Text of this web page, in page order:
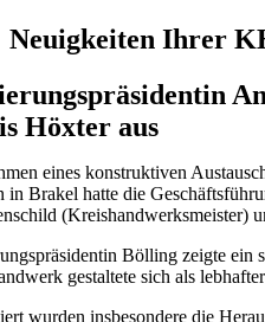
Neuigkeiten Ihrer
Höxter aus
eines konstruktiven
in Brakel hatte die
(Kreishandwerksmeister)
Bölling zeigte ein
gestaltete sich als
wurden insbesondere die